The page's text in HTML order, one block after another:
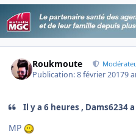
Roukmoute
Publication:8 février 20179
Il y a 6 heures , Dams6234
MP